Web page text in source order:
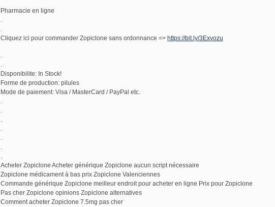
Pharmacie en ligne
.
.
Cliquez ici pour commander Zopiclone sans ordonnance => https://bit.ly/3Exvozu
.
.
Disponibilite: In Stock!
Forme de production: pilules
Mode de paiement: Visa / MasterCard / PayPal etc.
.
.
.
.
.
.
.
Acheter Zopiclone Acheter générique Zopiclone aucun script nécessaire
Zopiclone médicament à bas prix Zopiclone Valenciennes
Commande générique Zopiclone meilleur endroit pour acheter en ligne Prix pour Zopiclone
Pas cher Zopiclone opinions Zopiclone alternatives
Comment acheter Zopiclone 7.5mg pas cher